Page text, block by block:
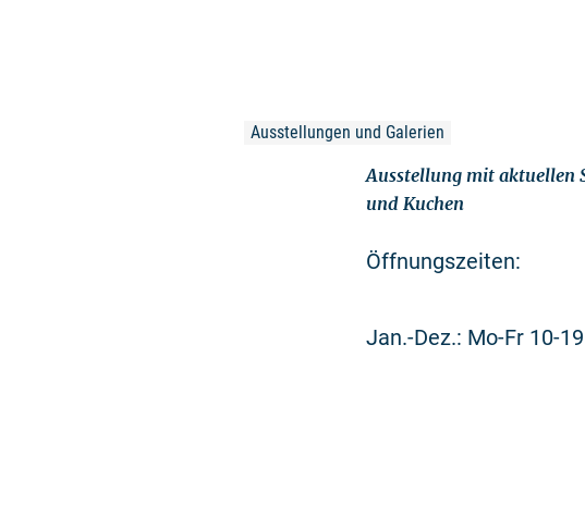
Ausstellungen und Galerien
Ausstellung mit aktuellen
und Kuchen
Öffnungszeiten:
Jan.-Dez.: Mo-Fr 10-